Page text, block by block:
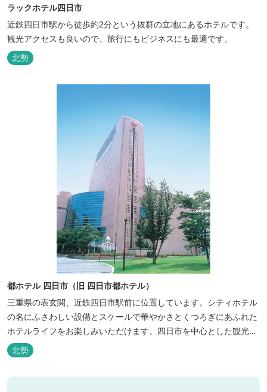
ラックホテル四日市
近鉄四日市駅から徒歩約2分という抜群の立地にあるホテルです。
観光アクセスも良いので、旅行にもビジネスにも最適です。
北勢
都ホテル 四日市（旧 四日市都ホテル）
三重県の表玄関、近鉄四日市駅前に位置しています。シティホテル
の名にふさわしい設備とスケールで華やかさとくつろぎにあふれた
ホテルライフをお楽しみいただけます。四日市を中心とした観光、
ビジネス、会議やゴルフ場などへの基点として便利にご利用いただ
けます。
北勢